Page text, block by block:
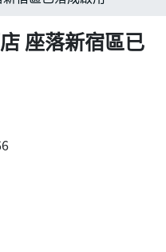
座落新宿區已